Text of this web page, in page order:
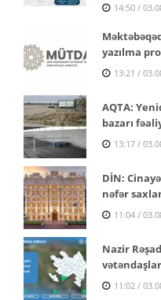
14:50 /
yazılma
13:21 /
AQTA:
bazarı
13:17 /
DİN:
nəfər
11:04 /
Nazir
11:02 /